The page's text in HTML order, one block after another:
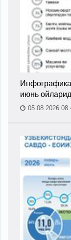
июнь
05.08.2026